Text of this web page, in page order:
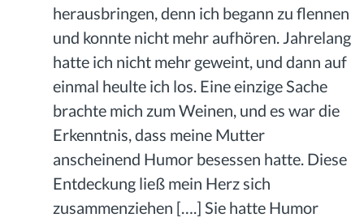
herausbringen, denn ich begann zu flennen
und konnte nicht mehr aufhören. Jahrelang
hatte ich nicht mehr geweint, und dann auf
einmal heulte ich los. Eine einzige Sache
brachte mich zum Weinen, und es war die
Erkenntnis, dass meine Mutter
anscheinend Humor besessen hatte. Diese
Entdeckung ließ mein Herz sich
zusammenziehen [….] Sie hatte Humor